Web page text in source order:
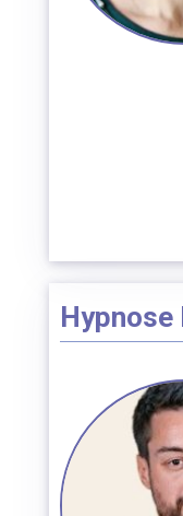
Hypnose